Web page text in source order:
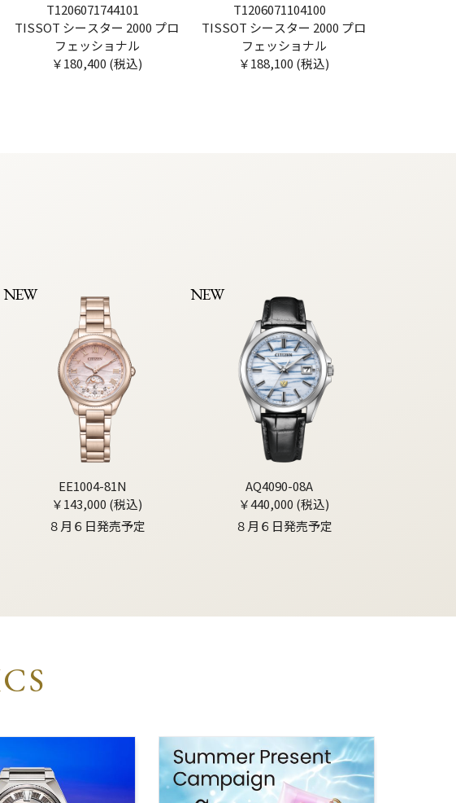
T1206071744101
TISSOT シースター 2000 プロ
フェッショナル
￥180,400 (税込)
T1206071104100
TISSOT シースター 2000 プロ
フェッショナル
￥188,100 (税込)
NEW
EE1004-81N
￥143,000 (税込)
８月６日発売予定
NEW
AQ4090-08A
￥440,000 (税込)
８月６日発売予定